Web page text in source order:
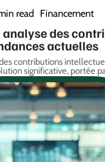
read Financement
des
actuelles
contributions
significative, portée